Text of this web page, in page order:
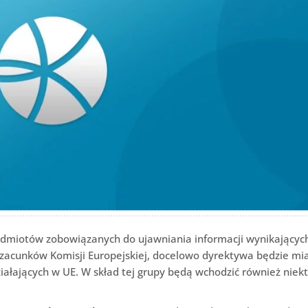
zobowiązanych do ujawniania informacji
Komisji Europejskiej, docelowo dyrektywa będzie
w UE. W skład tej grupy będą wchodzić również